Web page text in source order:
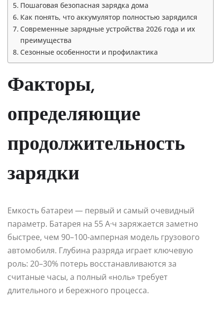
Пошаговая безопасная зарядка дома
Как понять, что аккумулятор полностью зарядился
Современные зарядные устройства 2026 года и их
преимущества
Сезонные особенности и профилактика
Факторы,
определяющие
продолжительность
зарядки
Емкость батареи — первый и самый очевидный
параметр. Батарея на 55 А·ч заряжается заметно
быстрее, чем 90–100-амперная модель грузового
автомобиля. Глубина разряда играет ключевую
роль: 20–30% потерь восстанавливаются за
считаные часы, а полный «ноль» требует
длительного и бережного процесса.